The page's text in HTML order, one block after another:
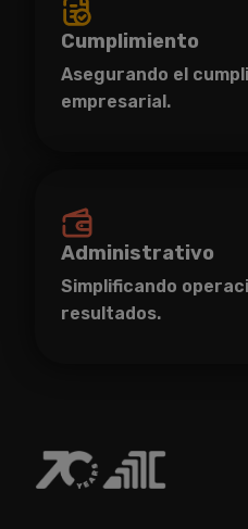
Cumplimiento
Asegurando el
empresarial.
Administrativo
Simplificando
resultados.